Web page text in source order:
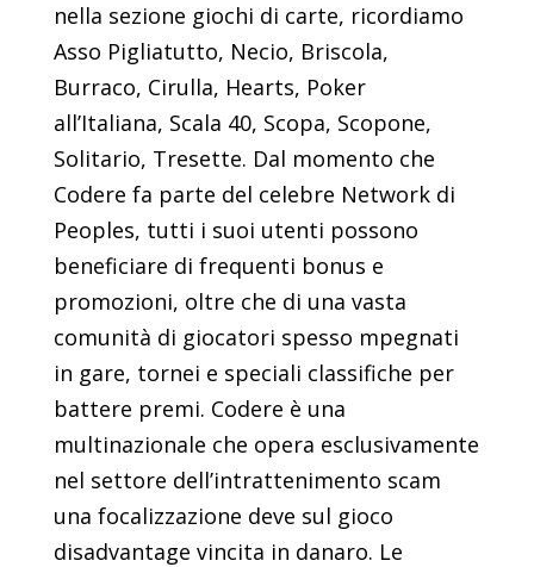
nella sezione giochi di carte, ricordiamo
Asso Pigliatutto, Necio, Briscola,
Burraco, Cirulla, Hearts, Poker
all’Italiana, Scala 40, Scopa, Scopone,
Solitario, Tresette. Dal momento che
Codere fa parte del celebre Network di
Peoples, tutti i suoi utenti possono
beneficiare di frequenti bonus e
promozioni, oltre che di una vasta
comunità di giocatori spesso mpegnati
in gare, tornei e speciali classifiche per
battere premi. Codere è una
multinazionale che opera esclusivamente
nel settore dell’intrattenimento scam
una focalizzazione deve sul gioco
disadvantage vincita in danaro. Le